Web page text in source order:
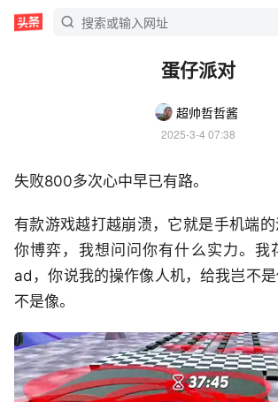
蛋仔派对
超帅哲哲酱
2025-3-4 07:38
失败800多次心中早已有路。
有款游戏越打越崩溃，它就是手机端
你博弈，我想问问你有什么实力。我
ad，你说我的操作像人机，给我岂不
不是像。